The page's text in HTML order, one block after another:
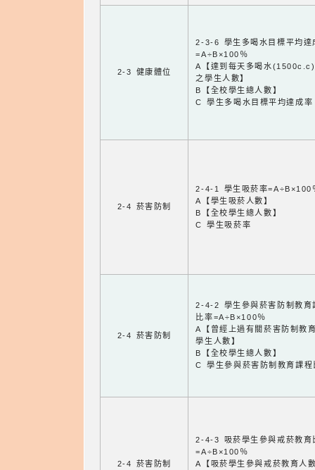
2-3 健康體位
2-3-6 學生多喝水目標平均達
=A÷B×100％
A【達到每天多喝水
之學生人數】
B【全校學生總人數】
C 學生多喝水目標平均達成率
2-4 菸害防制
2-4-1 學生吸菸率=A÷B×100
A【學生吸菸人數】
B【全校學生總人數】
C 學生吸菸率
2-4 菸害防制
2-4-2 學生參與菸害防制教育
比率=A÷B×100％
A【曾經上過有關菸害防制教
學生人數】
B【全校學生總人數】
C 學生參與菸害防制教育課程
2-4 菸害防制
2-4-3 吸菸學生參與戒菸教育
=A÷B×100％
A【吸菸學生參與戒菸教育人